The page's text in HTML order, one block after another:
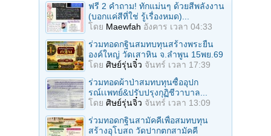
ฟรี 2 คำถาม! ทักแม่นๆ ด้วยสีพลังงาน
(บอกแค่สีที่ใช่ รู้เรื่องหมด)...
โดย Maewfah อังคาร เวลา 04:33
ร่วมทอดกฐินสมทบทุนสร้างพระยืน
องค์ใหญ่ วัดเสาหิน จ.ลําพูน 15พย.69
โดย ศิษย์รุ่นจิ๋ว จันทร์ เวลา 17:39
ร่วมทอดผ้าป่าสมทบทุนซื้ออุปก
รณ์เเพทย์&ปรับปรุงกุฏิชีวาบาล...
โดย ศิษย์รุ่นจิ๋ว จันทร์ เวลา 13:09
ร่วมทอดกฐินสามัคคีเพื่อสมทบทุน
สร้างอุโบสถ วัดปากตกสามัคคี